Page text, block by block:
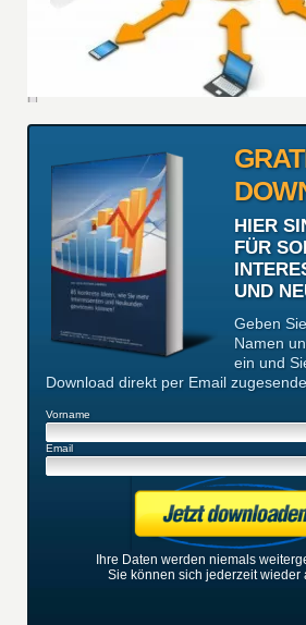
HIER
FÜR
UND
Geben
Namen
ein und
Download direkt per Email
Vorname
Email
Ihre Daten werden niemals
Sie können sich jederzeit wieder